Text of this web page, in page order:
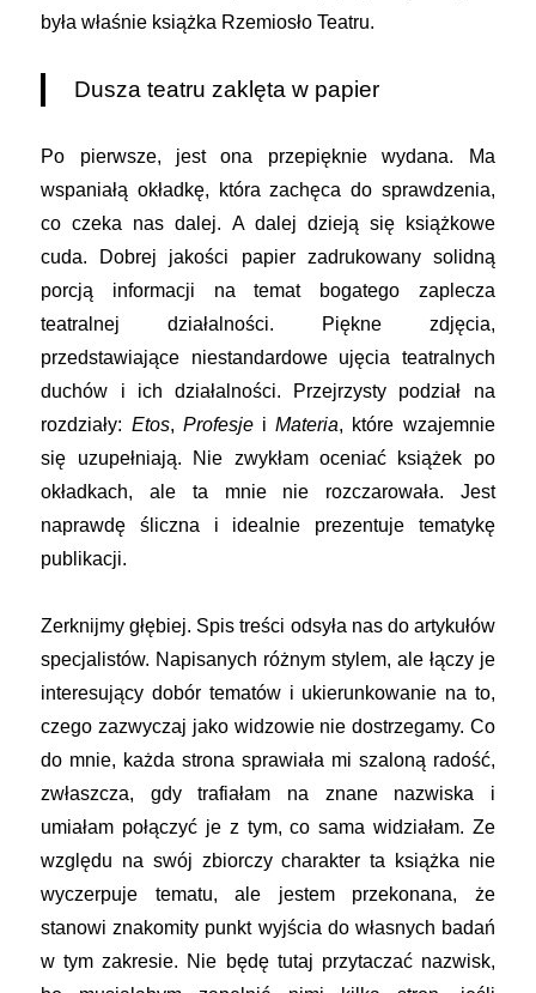
była właśnie książka Rzemiosło Teatru.
Dusza teatru zaklęta w papier
Po pierwsze, jest ona przepięknie wydana. Ma
wspaniałą okładkę, która zachęca do sprawdzenia,
co czeka nas dalej. A dalej dzieją się książkowe
cuda. Dobrej jakości papier zadrukowany solidną
porcją informacji na temat bogatego zaplecza
teatralnej działalności. Piękne zdjęcia,
przedstawiające niestandardowe ujęcia teatralnych
duchów i ich działalności. Przejrzysty podział na
rozdziały: Etos, ProfesjeiMateria, które wzajemnie
się uzupełniają. Nie zwykłam oceniać książek po
okładkach, ale ta mnie nie rozczarowała. Jest
naprawdę śliczna i idealnie prezentuje tematykę
publikacji.
Zerknijmy głębiej. Spis treści odsyła nas do artykułów
specjalistów. Napisanych różnym stylem, ale łączy je
interesujący dobór tematów i ukierunkowanie na to,
czego zazwyczaj jako widzowie nie dostrzegamy. Co
do mnie, każda strona sprawiała mi szaloną radość,
zwłaszcza, gdy trafiałam na znane nazwiska i
umiałam połączyć je z tym, co sama widziałam. Ze
względu na swój zbiorczy charakter ta książka nie
wyczerpuje tematu, ale jestem przekonana, że
stanowi znakomity punkt wyjścia do własnych badań
w tym zakresie. Nie będę tutaj przytaczać nazwisk,